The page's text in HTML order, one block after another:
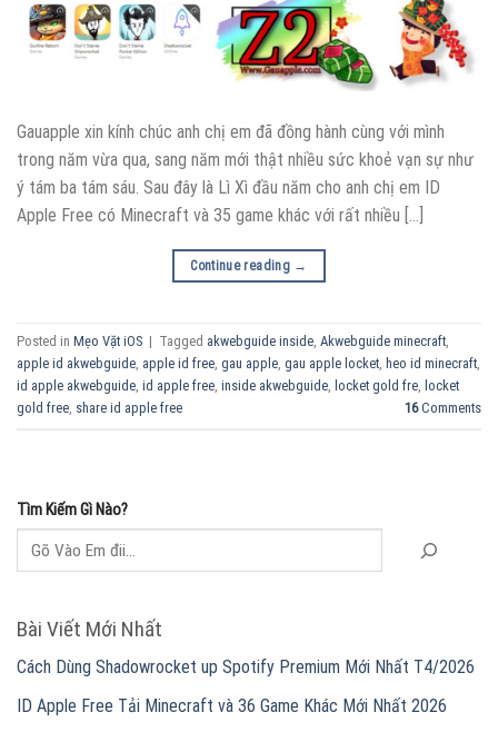
Gauapple xin kính chúc anh chị em đã đồng hành cùng với mình
trong năm vừa qua, sang năm mới thật nhiều sức khoẻ vạn sự như
ý tám ba tám sáu. Sau đây là Lì Xì đầu năm cho anh chị em ID
Apple Free có Minecraft và 35 game khác với rất nhiều […]
Continue reading →
Posted in Mẹo Vặt iOS | Tagged akwebguide inside Akwebguide minecraft
apple id akwebguide apple id free gau apple gau apple locket heo id minecraft
id apple akwebguide id apple free inside akwebguide locket gold fre locket
gold free share id apple free 16Comments
Tìm Kiếm Gì Nào?
Bài Viết Mới Nhất
Cách Dùng Shadowrocket up Spotify Premium Mới Nhất T4/2026
ID Apple Free Tải Minecraft và 36 Game Khác Mới Nhất 2026